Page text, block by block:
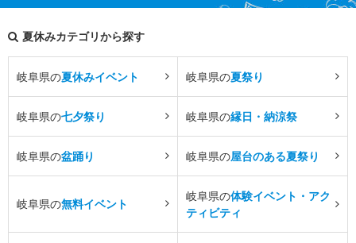
夏休みカテゴリから探す
岐阜県の夏休みイベント 岐阜県の夏祭り
岐阜県の七夕祭り 岐阜県の縁日・納涼祭
岐阜県の盆踊り 岐阜県の屋台のある夏祭り
岐阜県の無料イベント
岐阜県の体験イベント・アク
ティビティ